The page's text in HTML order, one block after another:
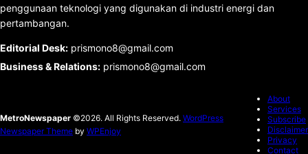
penggunaan teknologi yang digunakan di industri energi dan
pertambangan.
Editorial Desk: prismono8@gmail.com
Business & Relations: prismono8@gmail.com
MetroNewspaper ©2026. All Rights Reserved. WordPress
Newspaper Theme by WPEnjoy
About
Services
Subscribe
Disclaimer
Privacy
Contact